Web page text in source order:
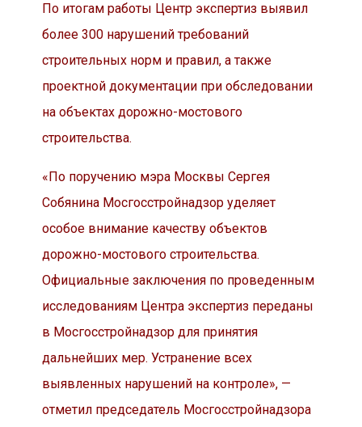
По итогам работы Центр экспертиз выявил
более 300 нарушений требований
строительных норм и правил, а также
проектной документации при обследовании
на объектах дорожно-мостового
строительства.
«По поручению мэра Москвы Сергея
Собянина Мосгосстройнадзор уделяет
особое внимание качеству объектов
дорожно-мостового строительства.
Официальные заключения по проведенным
исследованиям Центра экспертиз переданы
в Мосгосстройнадзор для принятия
дальнейших мер. Устранение всех
выявленных нарушений на контроле», —
отметил председатель Мосгосстройнадзора